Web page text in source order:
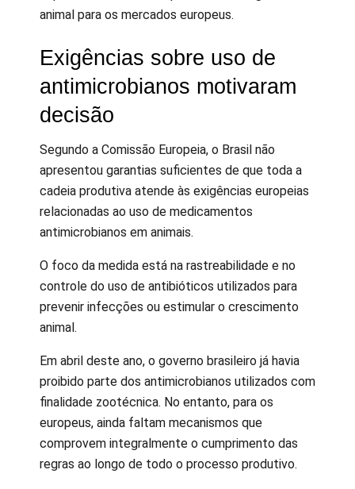
animal para os mercados europeus.
Exigências sobre uso de
antimicrobianos motivaram
decisão
Segundo a Comissão Europeia, o Brasil não
apresentou garantias suficientes de que toda a
cadeia produtiva atende às exigências europeias
relacionadas ao uso de medicamentos
antimicrobianos em animais.
O foco da medida está na rastreabilidade e no
controle do uso de antibióticos utilizados para
prevenir infecções ou estimular o crescimento
animal.
Em abril deste ano, o governo brasileiro já havia
proibido parte dos antimicrobianos utilizados com
finalidade zootécnica. No entanto, para os
europeus, ainda faltam mecanismos que
comprovem integralmente o cumprimento das
regras ao longo de todo o processo produtivo.